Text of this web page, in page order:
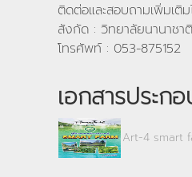
ติดต่อและสอบถามเพิ่มเติ
สังกัด : วิทยาลัยนานาชาติ
โทรศัพท์ : 053-875152
เอกสารประก
Art-4 smart